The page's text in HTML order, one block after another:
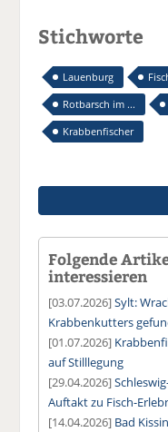
Stichworte
Lauenburg
Rotbarsch im ...
Krabbenfischer
Folgende
interessieren
[03.07.2026]Sylt:
Krabbenkutters
[01.07.2026]
auf Stilllegung
[29.04.2026]
Auftakt zu Fisch-
[14.04.2026] Bad